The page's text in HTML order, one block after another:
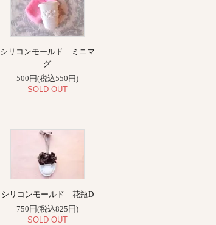
シリコンモールド ミニマ
グ
500円(税込550円)
SOLD OUT
シリコンモールド 花瓶D
750円(税込825円)
SOLD OUT